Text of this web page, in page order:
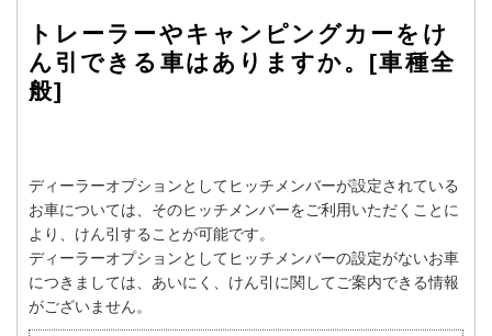
トレーラーやキャンピングカーをけ
ん引できる車はありますか。[車種全
般]
ディーラーオプションとしてヒッチメンバーが設定されている
お車については、そのヒッチメンバーをご利用いただくことに
より、けん引することが可能です。
ディーラーオプションとしてヒッチメンバーの設定がないお車
につきましては、あいにく、けん引に関してご案内できる情報
がございません。